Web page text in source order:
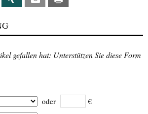
gefallen hat: Unterstützen Sie diese Form
oder €